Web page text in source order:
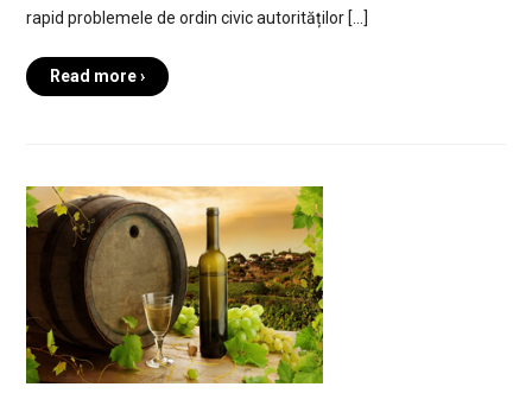
rapid problemele de ordin civic autorităților […]
Read more ›